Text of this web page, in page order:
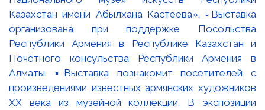
Казахстан имени Абылхана Кастеева». ▫️Выставка
организована при поддержке Посольства
Республики Армения в Республике Казахстан и
Почётного консульства Республики Армения в
Алматы. ▪️Выставка познакомит посетителей с
произведениями известных армянских художников
XX века из музейной коллекции. В экспозиции